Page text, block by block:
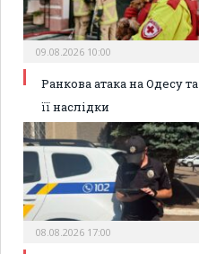
09.08.2026 10:00
Ранкова атака на Одесу та
її наслідки
08.08.2026 17:00